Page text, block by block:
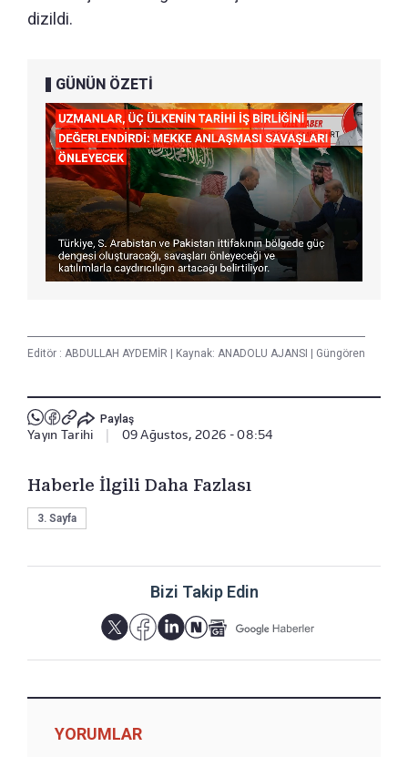
dizildi.
GÜNÜN ÖZETİ
Editör : ABDULLAH AYDEMİR Kaynak: ANADOLU AJANSI Güngören
Paylaş
Yayın Tarihi 09 Ağustos, 2026 - 08:54
Haberle İlgili Daha Fazlası
3. Sayfa
Bizi Takip Edin
YORUMLAR